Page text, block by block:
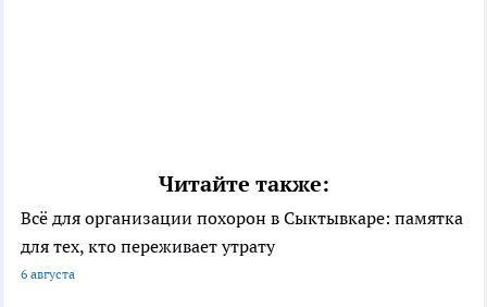
Читайте также:
Всё для организации похорон в Сыктывкаре: памятка
для тех, кто переживает утрату
6 августа